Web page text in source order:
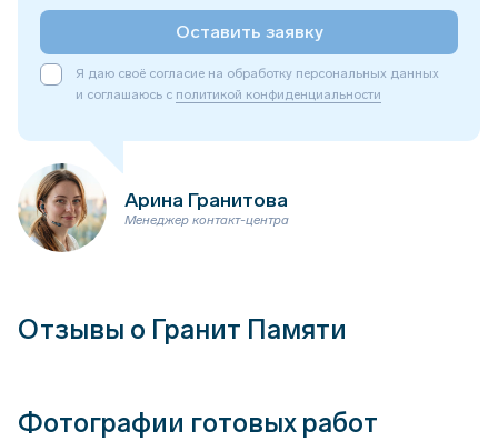
Оставить заявку
Я даю своё согласие на обработку персональных данных
и соглашаюсь с политикой конфиденциальности
Арина Гранитова
Менеджер контакт-центра
Отзывы о Гранит Памяти
Фотографии готовых работ